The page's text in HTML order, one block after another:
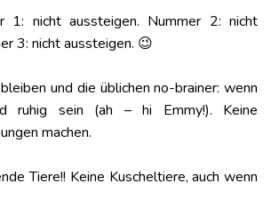
1: nicht aussteigen. Nummer 2: nicht
3: nicht aussteigen. 😉
und die üblichen no-brainer: wenn
ruhig sein (ah – hi Emmy!). Keine
machen.
Tiere!! Keine Kuscheltiere, auch wenn